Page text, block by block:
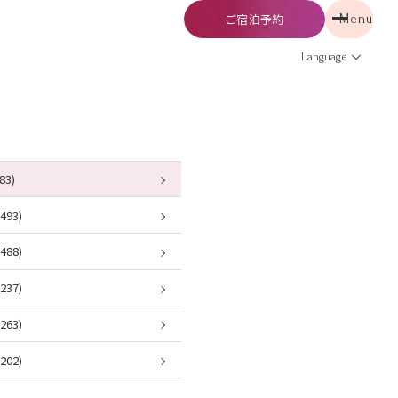
ご宿泊予約 Menu
Language